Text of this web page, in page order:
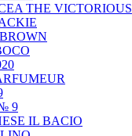
THE VICTORIOUS
9
IL BACIO